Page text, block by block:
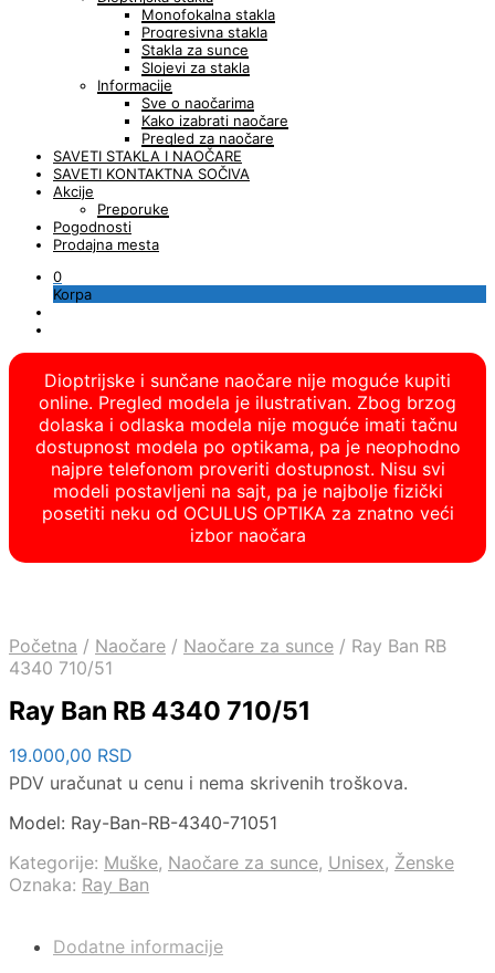
Monofokalna stakla
Progresivna stakla
Stakla za sunce
Slojevi za stakla
Informacije
Sve o naočarima
Kako izabrati naočare
Pregled za naočare
SAVETI STAKLA I NAOČARE
SAVETI KONTAKTNA SOČIVA
Akcije
Preporuke
Pogodnosti
Prodajna mesta
0
Korpa
Dioptrijske i sunčane naočare nije moguće kupiti
online. Pregled modela je ilustrativan. Zbog brzog
dolaska i odlaska modela nije moguće imati tačnu
dostupnost modela po optikama, pa je neophodno
najpre telefonom proveriti dostupnost. Nisu svi
modeli postavljeni na sajt, pa je najbolje fizički
posetiti neku od OCULUS OPTIKA za znatno veći
izbor naočara
Početna / Naočare / Naočare za sunce / Ray Ban RB
4340 710/51
Ray Ban RB 4340 710/51
19.000,00 RSD
PDV uračunat u cenu i nema skrivenih troškova.
Model: Ray-Ban-RB-4340-71051
Kategorije: Muške, Naočare za sunce, Unisex, Ženske
Oznaka: Ray Ban
Dodatne informacije